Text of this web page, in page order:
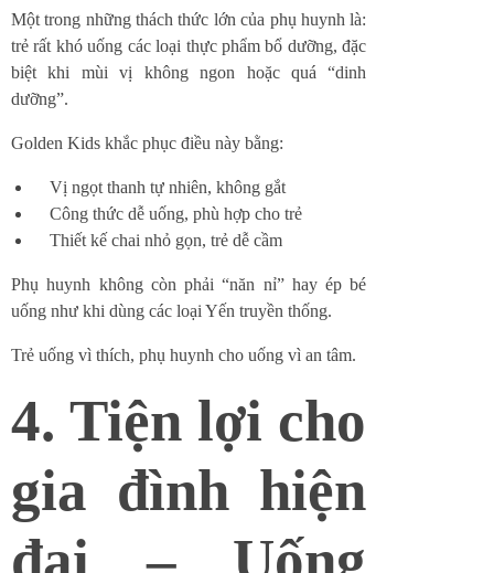
Một trong những thách thức lớn của phụ huynh là:
trẻ rất khó uống các loại thực phẩm bổ dưỡng, đặc
biệt khi mùi vị không ngon hoặc quá “dinh
dưỡng”.
Golden Kids khắc phục điều này bằng:
Vị ngọt thanh tự nhiên, không gắt
Công thức dễ uống, phù hợp cho trẻ
Thiết kế chai nhỏ gọn, trẻ dễ cầm
Phụ huynh không còn phải “năn nỉ” hay ép bé
uống như khi dùng các loại Yến truyền thống.
Trẻ uống vì thích, phụ huynh cho uống vì an tâm.
4. Tiện lợi cho
gia đình hiện
đại – Uống